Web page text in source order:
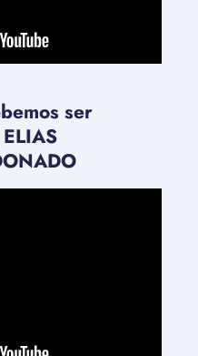
ser